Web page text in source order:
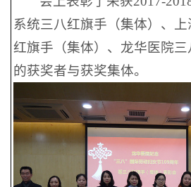
系统三八红旗手（集体）、
红旗手（集体）、龙华医院三
的获奖者与获奖集体。